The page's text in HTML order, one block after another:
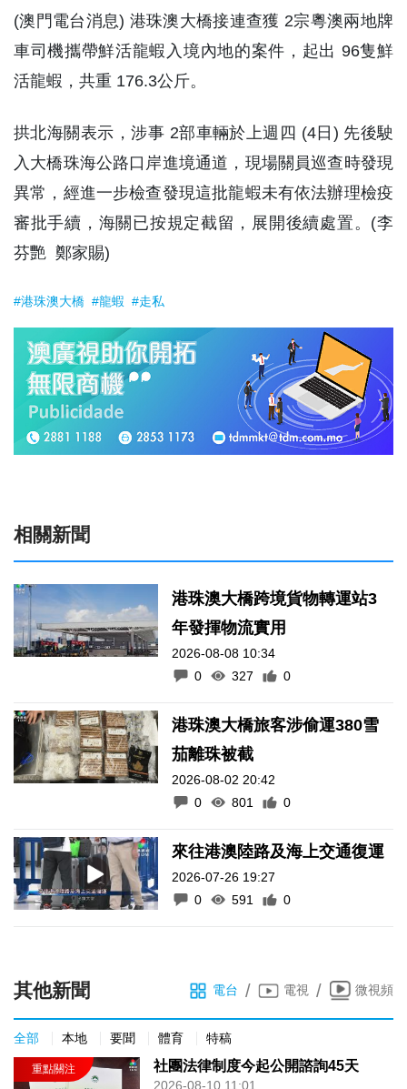
(澳門電台消息) 港珠澳大橋接連查獲 2宗粵澳兩地牌
車司機攜帶鮮活龍蝦入境內地的案件，起出 96隻鮮
活龍蝦，共重 176.3公斤。
拱北海關表示，涉事 2部車輛於上週四 (4日) 先後駛
入大橋珠海公路口岸進境通道，現場關員巡查時發現
異常，經進一步檢查發現這批龍蝦未有依法辦理檢疫
審批手續，海關已按規定截留，展開後續處置。(李
芬艷 鄭家賜)
#港珠澳大橋 #龍蝦 #走私
相關新聞
港珠澳大橋跨境貨物轉運站3
年發揮物流實用
2026-08-08 10:34
0
327 0
港珠澳大橋旅客涉偷運380雪
茄離珠被截
2026-08-02 20:42
0
801 0
來往港澳陸路及海上交通復運
2026-07-26 19:27
0
591 0
其他新聞 電台 / 電視 / 微視頻
全部 本地 要聞 體育 特稿
社團法律制度今起公開諮詢45天
2026-08-10 11:01